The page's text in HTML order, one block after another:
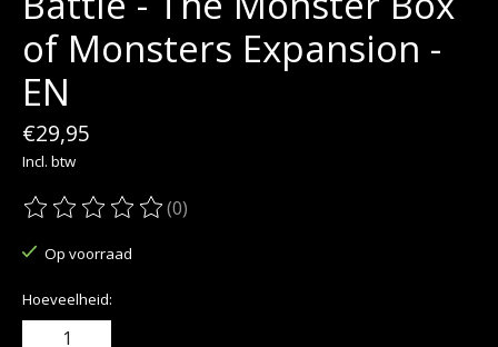
of Monsters Expansion -
EN
€29,95
Incl. btw
De beoordeling van dit product is
(0)
Op voorraad
Hoeveelheid: